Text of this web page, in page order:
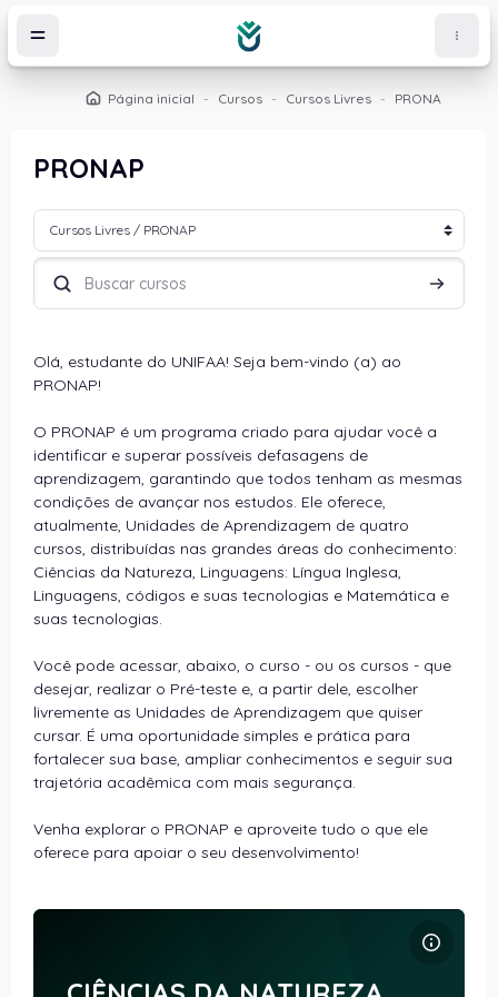
Página inicial Cursos Cursos Livres PRONAP
PRONAP
Categorias de Cursos
Buscar cursos Buscar
Olá, estudante do UNIFAA! Seja bem-vindo (a) ao
PRONAP!
O PRONAP é um programa criado para ajudar você a
identificar e superar possíveis defasagens de
aprendizagem, garantindo que todos tenham as mesmas
condições de avançar nos estudos. Ele oferece,
atualmente, Unidades de Aprendizagem de quatro
cursos, distribuídas nas grandes áreas do conhecimento:
Ciências da Natureza, Linguagens: Língua Inglesa,
Linguagens, códigos e suas tecnologias e Matemática e
suas tecnologias.
Você pode acessar, abaixo, o curso - ou os cursos - que
desejar, realizar o Pré-teste e, a partir dele, escolher
livremente as Unidades de Aprendizagem que quiser
cursar. É uma oportunidade simples e prática para
fortalecer sua base, ampliar conhecimentos e seguir sua
trajetória acadêmica com mais segurança.
Venha explorar o PRONAP e aproveite tudo o que ele
oferece para apoiar o seu desenvolvimento!
Imagem do curso CIÊNCIAS DA NATUREZA
Imagem do curso